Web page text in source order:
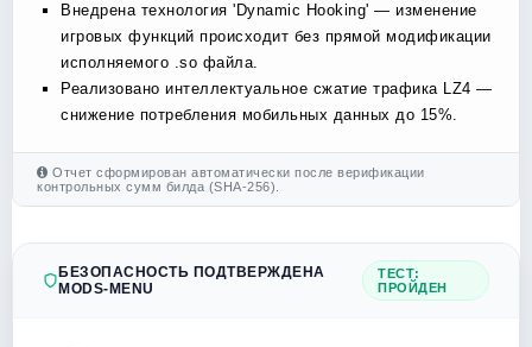
Внедрена технология 'Dynamic Hooking' — изменение
игровых функций происходит без прямой модификации
исполняемого .so файла.
Реализовано интеллектуальное сжатие трафика LZ4 —
снижение потребления мобильных данных до 15%.
Отчет сформирован автоматически после верификации
контрольных сумм билда (SHA-256).
БЕЗОПАСНОСТЬ ПОДТВЕРЖДЕНА
MODS-MENU
ТЕСТ:
ПРОЙДЕН